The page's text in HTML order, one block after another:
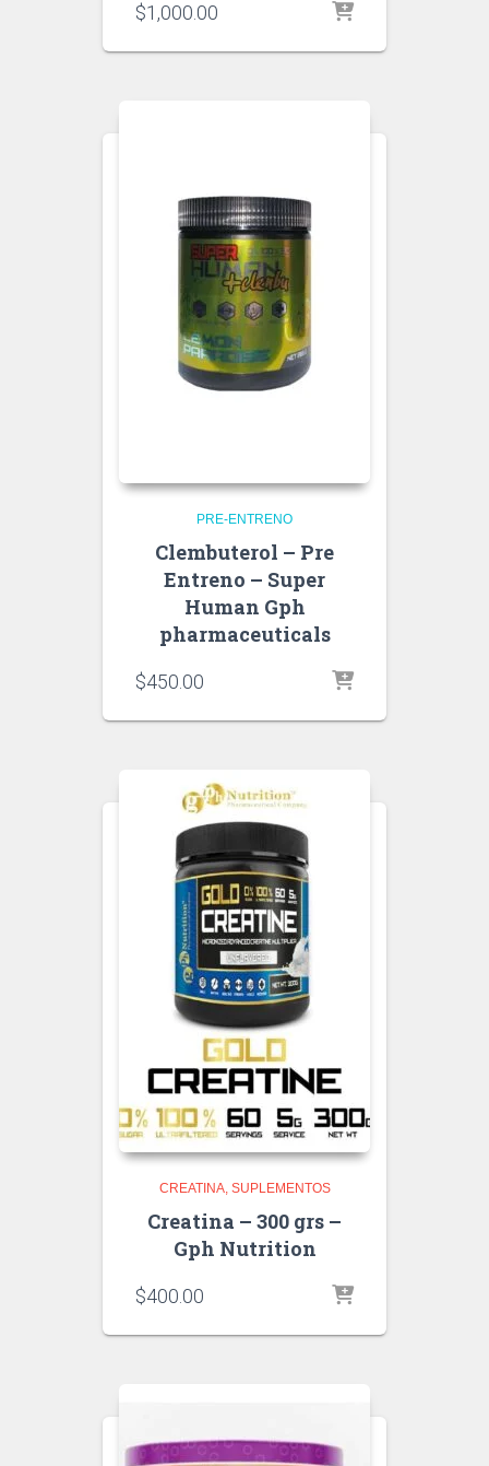
$1,000.00
PRE-ENTRENO
Clembuterol – Pre
Entreno – Super
Human Gph
pharmaceuticals
$450.00
CREATINA SUPLEMENTOS
Creatina – 300 grs –
Gph Nutrition
$400.00